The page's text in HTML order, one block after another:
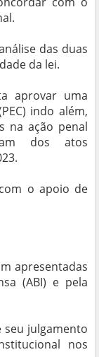
das duas
da lei.
aprovar uma
indo além,
na ação penal
dos atos
o apoio de
apresentadas
(ABI) e pela
seu julgamento
nos